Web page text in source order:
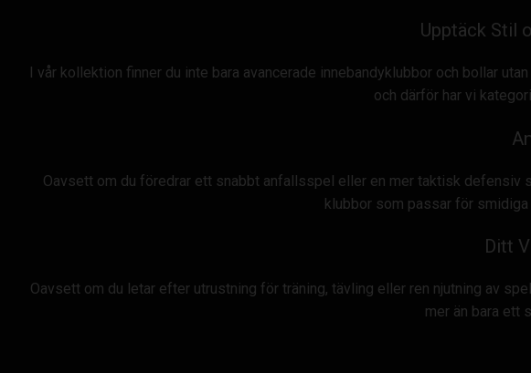
Upptäck Stil
I vår kollektion finner du inte bara avancerade innebandyklubbor och bollar
och därför har vi
Oavsett om du föredrar ett snabbt anfallsspel eller en mer taktisk
klubbor som passar för
Ditt
Oavsett om du letar efter utrustning för träning, tävling eller ren njutning av
mer än bara ett